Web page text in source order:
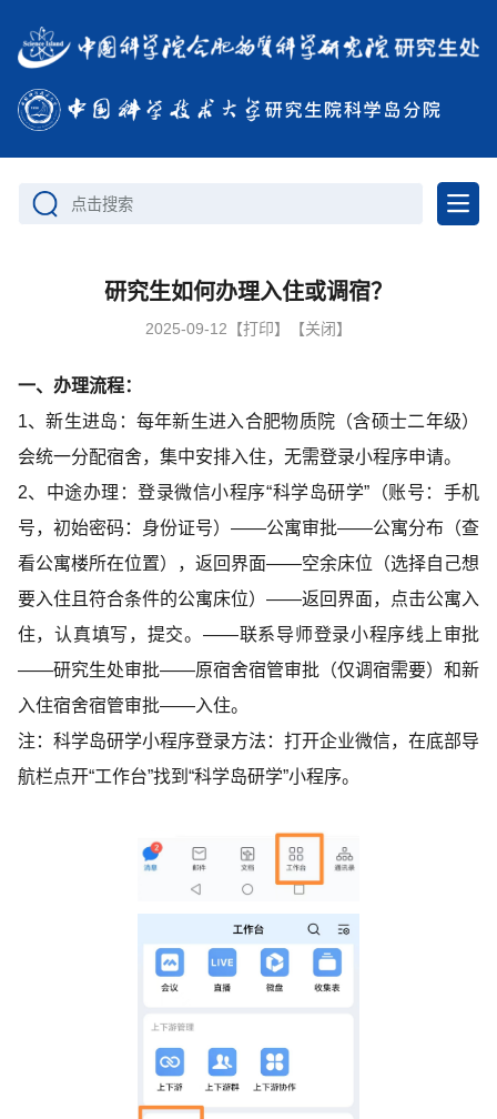
点击搜索
研究生如何办理入住或调宿？
2025-09-12 【打印】 【关闭】
一、办理流程：
1、新生进岛：每年新生进入合肥物质院（含硕士二年级）
会统一分配宿舍，集中安排入住，无需登录小程序申请。
2、中途办理：登录微信小程序“科学岛研学”（账号：手机
号，初始密码：身份证号）——公寓审批——公寓分布（查
看公寓楼所在位置），返回界面——空余床位（选择自己想
要入住且符合条件的公寓床位）——返回界面，点击公寓入
住，认真填写，提交。——联系导师登录小程序线上审批
——研究生处审批——原宿舍宿管审批（仅调宿需要）和新
入住宿舍宿管审批——入住。
注：科学岛研学小程序登录方法：打开企业微信，在底部导
航栏点开“工作台”找到“科学岛研学”小程序。